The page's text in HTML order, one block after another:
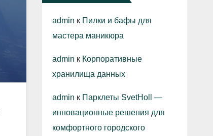
admin к Пилки и бафы для
мастера маникюра
admin к Корпоративные
хранилища данных
admin к Парклеты SvetHoll —
инновационные решения для
комфортного городского